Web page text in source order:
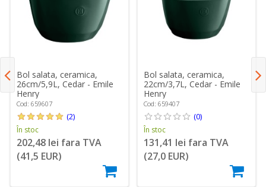
Bol salata, ceramica,
26cm/5,9L, Cedar - Emile
Henry
Cod: 659607
(2)
În stoc
202,48 lei fara TVA
(41,5 EUR)
Bol salata, ceramica,
22cm/3,7L, Cedar - Emile
Henry
Cod: 659407
(0)
În stoc
131,41 lei fara TVA
(27,0 EUR)